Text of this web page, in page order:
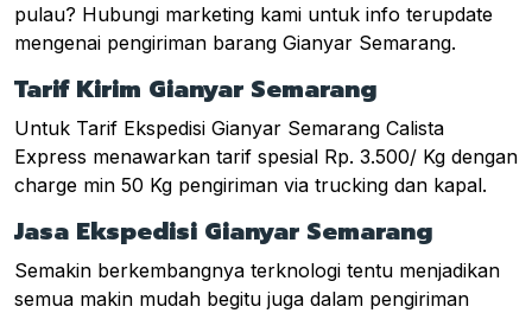
pulau? Hubungi marketing kami untuk info terupdate
mengenai pengiriman barang Gianyar Semarang.
Tarif Kirim Gianyar Semarang
Untuk Tarif Ekspedisi Gianyar Semarang Calista
Express menawarkan tarif spesial Rp. 3.500/ Kg dengan
charge min 50 Kg pengiriman via trucking dan kapal.
Jasa Ekspedisi Gianyar Semarang
Semakin berkembangnya terknologi tentu menjadikan
semua makin mudah begitu juga dalam pengiriman